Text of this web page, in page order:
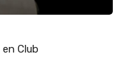
Club